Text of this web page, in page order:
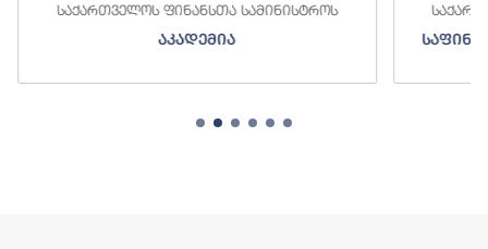
ფინანსთა სამინისტროს
საქართველოს
საფინანსო-